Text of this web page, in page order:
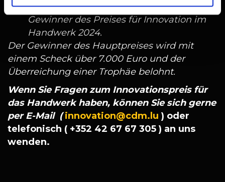
der Gewinner des Hauptpreises und
Gewinner des Preises für Innovation im
Handwerk 2024.
Der Gewinner des Hauptpreises wird mit
einem Scheck über 7.000 Euro und der
Überreichung einer Trophäe belohnt.
Wenn Sie Fragen zum Innovationspreis für
das Handwerk haben, können Sie sich gerne
per E-Mail (innovation@cdm.lu ) oder
telefonisch ( +352 42 67 67 305 ) an uns
wenden.